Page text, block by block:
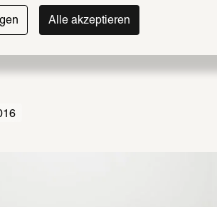
Alle akzeptieren